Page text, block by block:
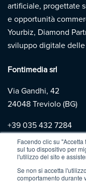
Facendo clic su
sul tuo dispositivo per
l'utilizzo del sito e
Se non si accetta
comportamento durante
artificiale, progettate
e opportunità
Yourbiz, Diamond
sviluppo digitale
Fontimedia srl
Via Gandhi, 42
24048 Treviolo (BG)
+39 035 432 7284
Copyright 2026 |
Policy|Cookie Policy